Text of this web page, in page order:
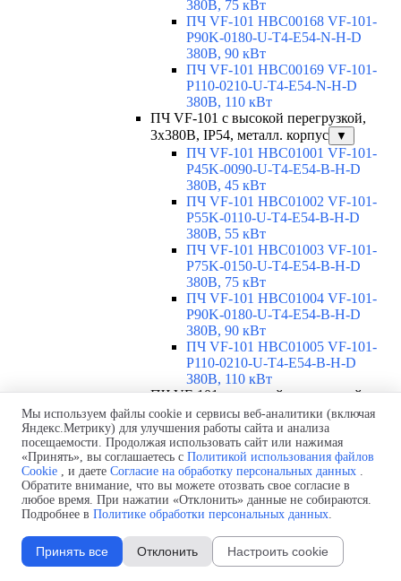
380В, 75 кВт
ПЧ VF-101 HBC00168 VF-101-
P90K-0180-U-T4-E54-N-H-D
380В, 90 кВт
ПЧ VF-101 HBC00169 VF-101-
P110-0210-U-T4-E54-N-H-D
380В, 110 кВт
ПЧ VF-101 с высокой перегрузкой,
3х380В, IP54, металл. корпус
▼
ПЧ VF-101 HBC01001 VF-101-
P45K-0090-U-T4-E54-B-H-D
380В, 45 кВт
ПЧ VF-101 HBC01002 VF-101-
P55K-0110-U-T4-E54-B-H-D
380В, 55 кВт
ПЧ VF-101 HBC01003 VF-101-
P75K-0150-U-T4-E54-B-H-D
380В, 75 кВт
ПЧ VF-101 HBC01004 VF-101-
P90K-0180-U-T4-E54-B-H-D
380В, 90 кВт
ПЧ VF-101 HBC01005 VF-101-
P110-0210-U-T4-E54-B-H-D
380В, 110 кВт
ПЧ VF-101 с высокой перегрузкой,
1х220В, IP54 ▼
ПЧ VF-101 HBC00101 VF-101-
PK75-0004-U-S2-E54-B-H 220В,
0,75 кВт
ПЧ VF-101 HBC00102 VF-101-
P1K5-0007-U-S2-E54-B-H 220В,
1,5 кВт
P2K2-0010-U-S2-E54-B-H 220В,
2,2 кВт
Мы используем файлы cookie и сервисы веб-аналитики (включая
Яндекс.Метрику) для улучшения работы сайта и анализа
посещаемости. Продолжая использовать сайт или нажимая
«Принять», вы соглашаетесь с Политикой использования файлов
Cookie , и даете Согласие на обработку персональных данных .
Обратите внимание, что вы можете отозвать свое согласие в
любое время. При нажатии «Отклонить» данные не собираются.
Подробнее в Политике обработки персональных данных.
Принять все Отклонить Настроить cookie